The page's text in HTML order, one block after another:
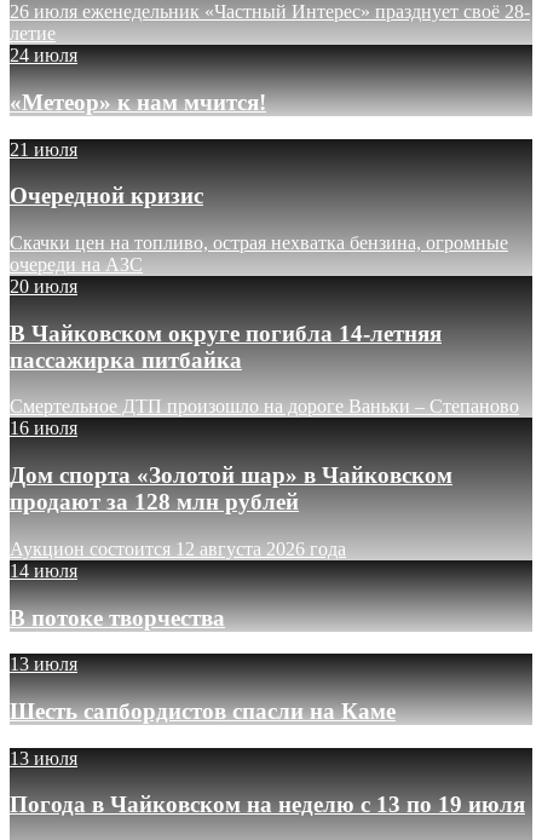
26 июля еженедельник «Частный Интерес» празднует своё 28-
летие
24 июля
«Метеор» к нам мчится!
21 июля
Очередной кризис
Скачки цен на топливо, острая нехватка бензина, огромные
очереди на АЗС
20 июля
В Чайковском округе погибла 14-летняя
пассажирка питбайка
Смертельное ДТП произошло на дороге Ваньки – Степаново
16 июля
Дом спорта «Золотой шар» в Чайковском
продают за 128 млн рублей
Аукцион состоится 12 августа 2026 года
14 июля
В потоке творчества
13 июля
Шесть сапбордистов спасли на Каме
13 июля
Погода в Чайковском на неделю с 13 по 19 июля